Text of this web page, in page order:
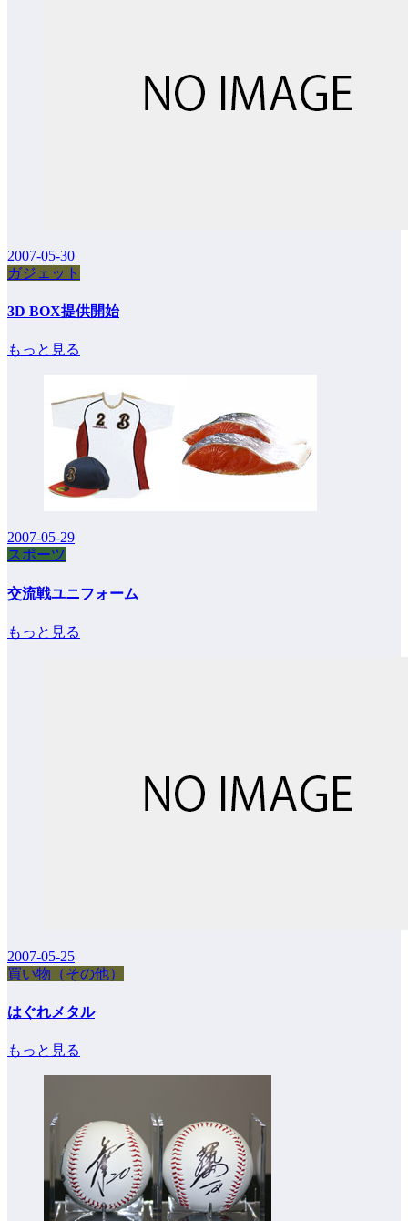
2007-05-30
ガジェット
3D BOX提供開始
もっと見る
2007-05-29
スポーツ
交流戦ユニフォーム
もっと見る
2007-05-25
買い物（その他）
はぐれメタル
もっと見る